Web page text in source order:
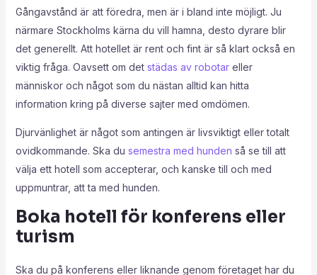
Gångavstånd är att föredra, men är i bland inte möjligt. Ju
närmare Stockholms kärna du vill hamna, desto dyrare blir
det generellt. Att hotellet är rent och fint är så klart också en
viktig fråga. Oavsett om det städas av robotareller
människor och något som du nästan alltid kan hitta
information kring på diverse sajter med omdömen.
Djurvänlighet är något som antingen är livsviktigt eller totalt
ovidkommande. Ska du semestra med hunden så se till att
välja ett hotell som accepterar, och kanske till och med
uppmuntrar, att ta med hunden.
Boka hotell för konferens eller
turism
Ska du på konferens eller liknande genom företaget har du